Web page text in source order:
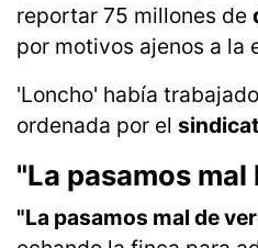
reportar 75 millones de
por motivos ajenos a la
'Loncho' había
ordenada por el
"La pasamos
"La pasamos mal de